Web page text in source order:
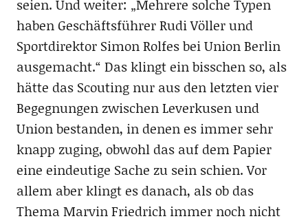
seien. Und weiter: „Mehrere solche Typen
haben Geschäftsführer Rudi Völler und
Sportdirektor Simon Rolfes bei Union Berlin
ausgemacht.“ Das klingt ein bisschen so, als
hätte das Scouting nur aus den letzten vier
Begegnungen zwischen Leverkusen und
Union bestanden, in denen es immer sehr
knapp zuging, obwohl das auf dem Papier
eine eindeutige Sache zu sein schien. Vor
allem aber klingt es danach, als ob das
Thema Marvin Friedrich immer noch nicht